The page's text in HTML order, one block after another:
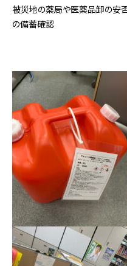
被災地の薬局や医薬品卸の安
の備蓄確認